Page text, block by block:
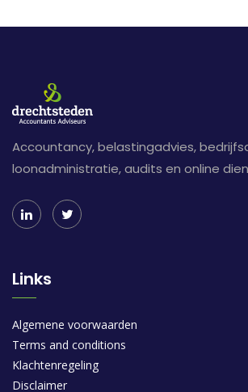
Accountancy, belastingadvies,
loonadministratie, audits en online
Links
Algemene voorwaarden
Terms and conditions
Klachtenregeling
Disclaimer